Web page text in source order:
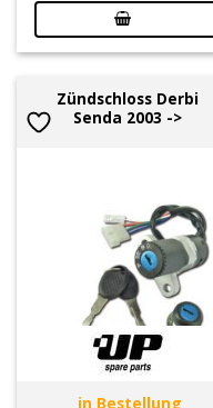
Zündschloss Derbi
Senda 2003 ->
in Bestellung